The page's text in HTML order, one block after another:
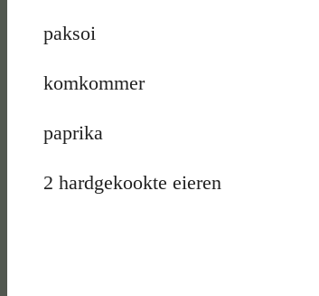
paksoi
komkommer
paprika
2 hardgekookte eieren